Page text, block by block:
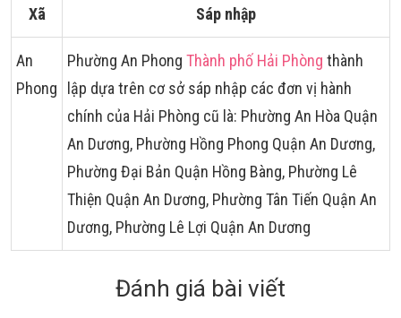
Xã Sáp nhập
An
Phong
Phường An Phong Thành phố Hải Phòng thành
lập dựa trên cơ sở sáp nhập các đơn vị hành
chính của Hải Phòng cũ là: Phường An Hòa Quận
An Dương, Phường Hồng Phong Quận An Dương,
Phường Đại Bản Quận Hồng Bàng, Phường Lê
Thiện Quận An Dương, Phường Tân Tiến Quận An
Dương, Phường Lê Lợi Quận An Dương
Đánh giá bài viết